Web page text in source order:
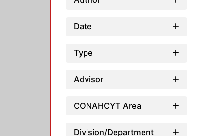
Date
Type
Advisor
CONAHCYT Area
Division/Department